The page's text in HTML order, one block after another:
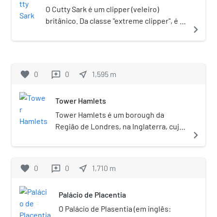
Giovanni Caboto.
O Cutty Sark é um clipper (veleiro)
britânico. Da classe "extreme clipper", é a
de chá, preservada como símbolo de uma
navigate_next
favorite 0 reviews 0 near_me 1,595 m
Tower Hamlets
Tower Hamlets é um borough da
Região de Londres, na Inglaterra, cuja
navigate_next
favorite 0 reviews 0 near_me 1,710 m
Palácio de Placentia
O Palácio de Plasentia (em inglês: